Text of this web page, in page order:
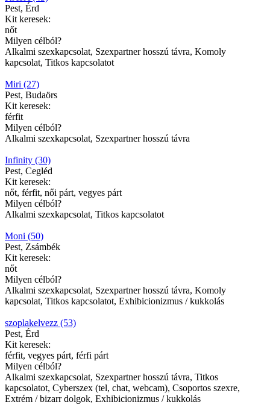
Pest, Érd
Kit keresek:
nőt
Milyen célból?
Alkalmi szexkapcsolat, Szexpartner hosszú távra, Komoly
kapcsolat, Titkos kapcsolatot
Miri (27)
Pest, Budaörs
Kit keresek:
férfit
Milyen célból?
Alkalmi szexkapcsolat, Szexpartner hosszú távra
Infinity (30)
Pest, Cegléd
Kit keresek:
nőt, férfit, női párt, vegyes párt
Milyen célból?
Alkalmi szexkapcsolat, Titkos kapcsolatot
Moni (50)
Pest, Zsámbék
Kit keresek:
nőt
Milyen célból?
Alkalmi szexkapcsolat, Szexpartner hosszú távra, Komoly
kapcsolat, Titkos kapcsolatot, Exhibicionizmus / kukkolás
szoplakelvezz (53)
Pest, Érd
Kit keresek:
férfit, vegyes párt, férfi párt
Milyen célból?
Alkalmi szexkapcsolat, Szexpartner hosszú távra, Titkos
kapcsolatot, Cyberszex (tel, chat, webcam), Csoportos szexre,
Extrém / bizarr dolgok, Exhibicionizmus / kukkolás